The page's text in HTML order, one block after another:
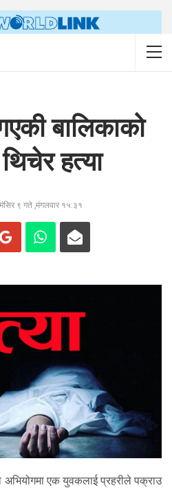
बालिकाको
हत्या
९ गते ,मंगलवार १५:३१
अभियोगमा एक युवकलाई प्रहरीले पक्राउ